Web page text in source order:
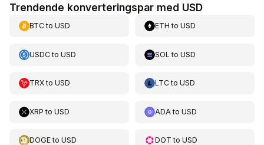
Trendende konverteringspar med USD
BTCto USD ETH toUSD
USDCto USD SOL toUSD
TRXto USD LTCtoUSD
XRP to USD ADA toUSD
DOGEto USD DOT toUSD